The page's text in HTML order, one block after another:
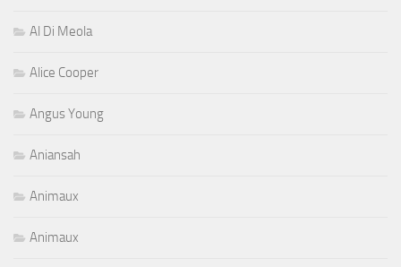
Al Di Meola
Alice Cooper
Angus Young
Aniansah
Animaux
Animaux